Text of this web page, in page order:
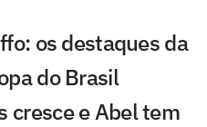
os destaques da
do Brasil
cresce e Abel tem